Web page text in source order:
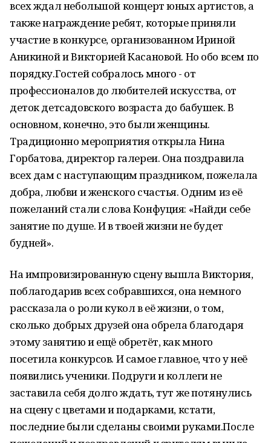
всех ждал небольшой концерт юных артистов, а
также награждение ребят, которые приняли
участие в конкурсе, организованном Ириной
Аникиной и Викторией Касановой. Но обо всем по
порядку.Гостей собралось много - от
профессионалов до любителей искусства, от
деток детсадовского возраста до бабушек. В
основном, конечно, это были женщины.
Традиционно мероприятия открыла Нина
Горбатова, директор галереи. Она поздравила
всех дам с наступающим праздником, пожелала
добра, любви и женского счастья. Одним из её
пожеланий стали слова Конфуция: «Найди себе
занятие по душе. И в твоей жизни не будет
будней».
На импровизированную сцену вышла Виктория,
поблагодарив всех собравшихся, она немного
рассказала о роли кукол в её жизни, о том,
сколько добрых друзей она обрела благодаря
этому занятию и ещё обретёт, как много
посетила конкурсов. И самое главное, что у неё
появились ученики. Подруги и коллеги не
заставила себя долго ждать, тут же потянулись
на сцену с цветами и подарками, кстати,
последние были сделаны своими руками.После